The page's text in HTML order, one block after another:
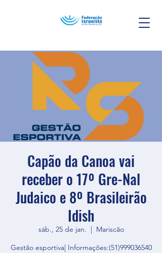
Capão da Canoa vai
receber o 17º Gre-Nal
Judaico e 8º Brasileirão
Idish
sáb., 25 de jan.
  |
Mariscão
Gestão esportiva| Informações:(51)999036540